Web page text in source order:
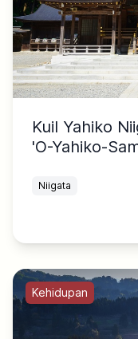
Kuil Yahiko
'O-Yahiko-
Niigata
Kehidupan